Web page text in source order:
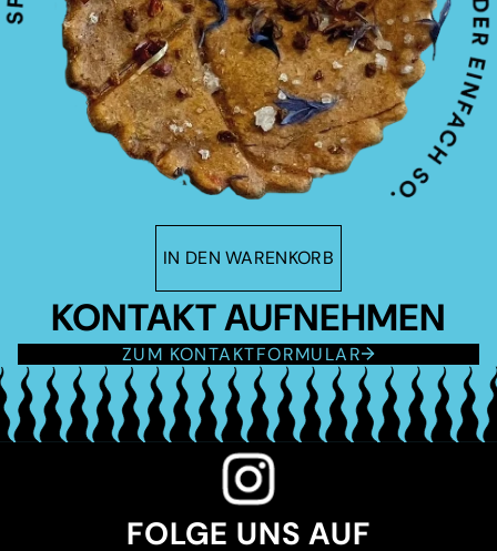
IN DEN WARENKORB
KONTAKT AUFNEHMEN
ZUM KONTAKTFORMULAR
FOLGE UNS AUF